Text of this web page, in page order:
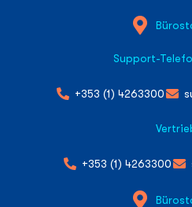
Support-
+353 (1) 4263300
+353 (1) 4263300